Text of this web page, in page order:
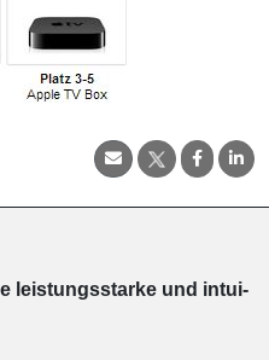
leis­tungs­star­ke und in­tui­